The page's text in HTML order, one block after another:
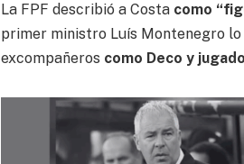
La FPF describió a Costa como
primer ministro Luís Montenegro
excompañeros como Deco y